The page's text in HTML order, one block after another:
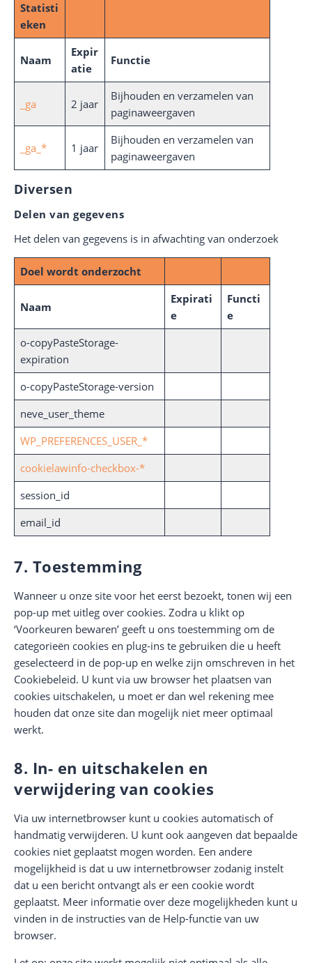
Statisti
eken
Naam
Expir
atie
Functie
_ga 2 jaar
Bijhouden en verzamelen van
paginaweergaven
_ga_* 1 jaar
Bijhouden en verzamelen van
paginaweergaven
Diversen
Delen van gegevens
Het delen van gegevens is in afwachting van onderzoek
Doel wordt onderzocht
Naam
Expirati
e
Functi
e
o-copyPasteStorage-
expiration
o-copyPasteStorage-version
neve_user_theme
WP_PREFERENCES_USER_*
cookielawinfo-checkbox-*
session_id
email_id
7. Toestemming
Wanneer u onze site voor het eerst bezoekt, tonen wij een
pop-up met uitleg over cookies. Zodra u klikt op
‘Voorkeuren bewaren’ geeft u ons toestemming om de
categorieën cookies en plug-ins te gebruiken die u heeft
geselecteerd in de pop-up en welke zijn omschreven in het
Cookiebeleid. U kunt via uw browser het plaatsen van
cookies uitschakelen, u moet er dan wel rekening mee
houden dat onze site dan mogelijk niet meer optimaal
werkt.
8. In- en uitschakelen en
verwijdering van cookies
Via uw internetbrowser kunt u cookies automatisch of
handmatig verwijderen. U kunt ook aangeven dat bepaalde
cookies niet geplaatst mogen worden. Een andere
mogelijkheid is dat u uw internetbrowser zodanig instelt
dat u een bericht ontvangt als er een cookie wordt
geplaatst. Meer informatie over deze mogelijkheden kunt u
vinden in de instructies van de Help-functie van uw
browser.